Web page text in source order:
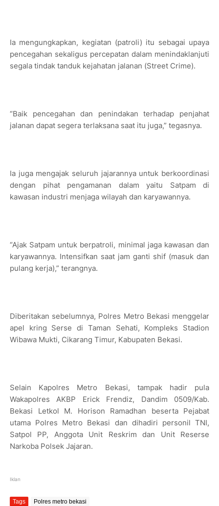
Ia mengungkapkan, kegiatan (patroli) itu sebagai upaya
pencegahan sekaligus percepatan dalam menindaklanjuti
segala tindak tanduk kejahatan jalanan (Street Crime).
“Baik pencegahan dan penindakan terhadap penjahat
jalanan dapat segera terlaksana saat itu juga,” tegasnya.
Ia juga mengajak seluruh jajarannya untuk berkoordinasi
dengan pihat pengamanan dalam yaitu Satpam di
kawasan industri menjaga wilayah dan karyawannya.
“Ajak Satpam untuk berpatroli, minimal jaga kawasan dan
karyawannya. Intensifkan saat jam ganti shif (masuk dan
pulang kerja),” terangnya.
Diberitakan sebelumnya, Polres Metro Bekasi menggelar
apel kring Serse di Taman Sehati, Kompleks Stadion
Wibawa Mukti, Cikarang Timur, Kabupaten Bekasi.
Selain Kapolres Metro Bekasi, tampak hadir pula
Wakapolres AKBP Erick Frendiz, Dandim 0509/Kab.
Bekasi Letkol M. Horison Ramadhan beserta Pejabat
utama Polres Metro Bekasi dan dihadiri personil TNI,
Satpol PP, Anggota Unit Reskrim dan Unit Reserse
Narkoba Polsek Jajaran.
Iklan
Tags Polres metro bekasi